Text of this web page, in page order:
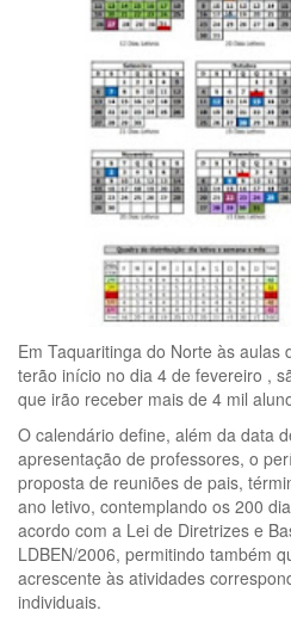
Em Taquaritinga do Norte às aulas
terão início no dia 4 de fevereiro ,
que irão receber mais de 4 mil
O calendário define, além da data
apresentação de professores, o
proposta de reuniões de pais,
ano letivo, contemplando os 200
acordo com a Lei de Diretrizes e
LDBEN/2006, permitindo também
acrescente às atividades
individuais.